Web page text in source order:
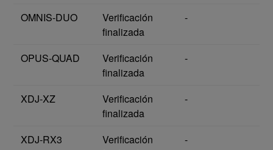
OMNIS-DUO
Verificación
finalizada
-
OPUS-QUAD
Verificación
finalizada
-
XDJ-XZ
Verificación
finalizada
-
XDJ-RX3
Verificación
-